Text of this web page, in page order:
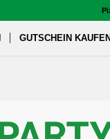
GUTSCHEIN KAUFEN